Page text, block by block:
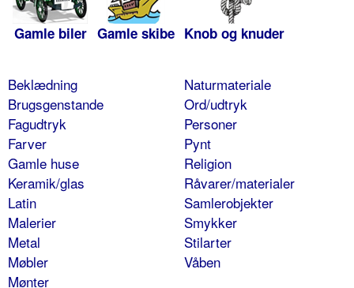
Gamle biler Gamle skibe Knob og knuder
Beklædning
Brugsgenstande
Fagudtryk
Farver
Gamle huse
Keramik/glas
Latin
Malerier
Metal
Møbler
Mønter
Naturmateriale
Ord/udtryk
Personer
Pynt
Religion
Råvarer/materialer
Samlerobjekter
Smykker
Stilarter
Våben